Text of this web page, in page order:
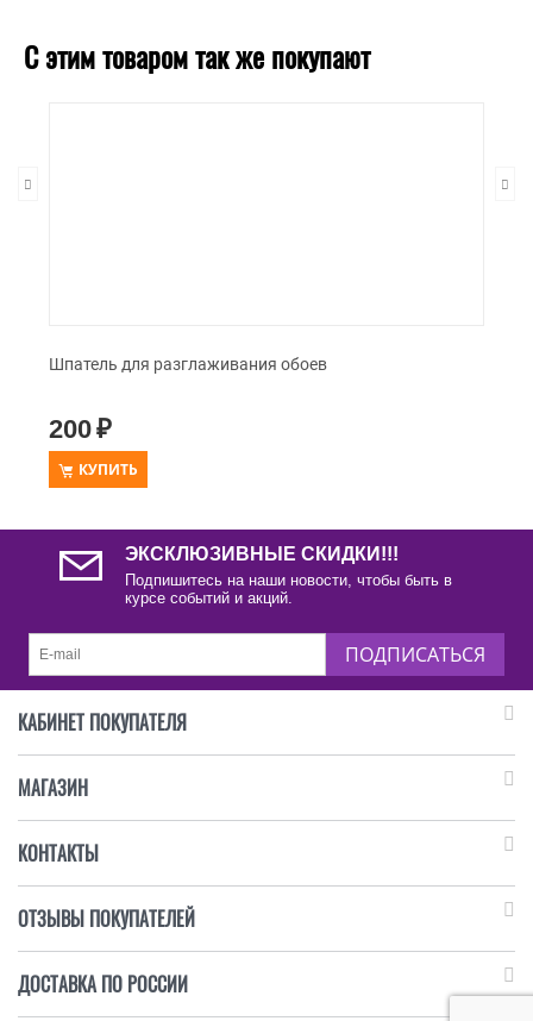
С этим товаром так же покупают
Шпатель для разглаживания обоев
200₽
КУПИТЬ
ЭКСКЛЮЗИВНЫЕ СКИДКИ!!!
Подпишитесь на наши новости, чтобы быть в
курсе событий и акций.
ПОДПИСАТЬСЯ
КАБИНЕТ ПОКУПАТЕЛЯ
МАГАЗИН
КОНТАКТЫ
ОТЗЫВЫ ПОКУПАТЕЛЕЙ
ДОСТАВКА ПО РОССИИ